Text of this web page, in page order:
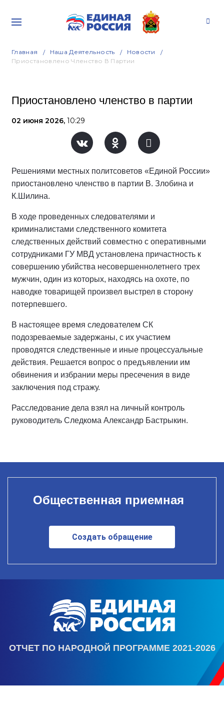
Главная Наша Деятельность
Новости
Приостановлено Членство В Партии
Приостановлено членство в партии
02 июня 2026, 10:29
Решениями местных политсоветов «Единой России»
приостановлено членство в партии В. Злобина и
К.Шилина.
В ходе проведенных следователями и
криминалистами следственного комитета
следственных действий совместно с оперативными
сотрудниками ГУ МВД установлена причастность к
совершению убийства несовершеннолетнего трех
мужчин, один из которых, находясь на охоте, по
наводке товарищей произвел выстрел в сторону
потерпевшего.
В настоящее время следователем СК
подозреваемые задержаны, с их участием
проводятся следственные и иные процессуальные
действия. Решается вопрос о предъявлении им
обвинения и избрании меры пресечения в виде
заключения под стражу.
Расследование дела взял на личный контроль
руководитель Следкома Александр Бастрыкин.
Общественная приемная
Создать обращение
ОТЧЕТ ПО НАРОДНОЙ ПРОГРАММЕ 2021-2026